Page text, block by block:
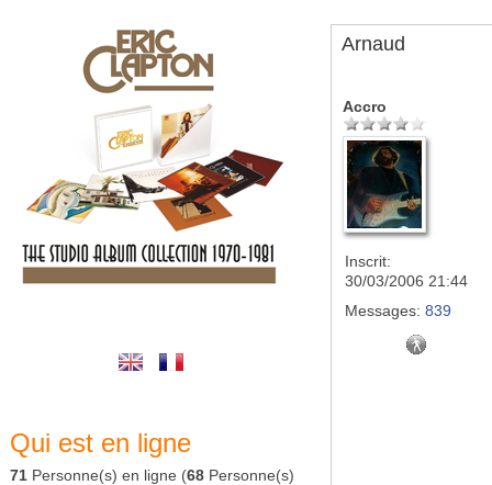
Qui est en ligne
71 Personne(s) en ligne (68 Personne(s)
Arnaud
Accro
Inscrit:
30/03/2006 21:44
Messages: 839